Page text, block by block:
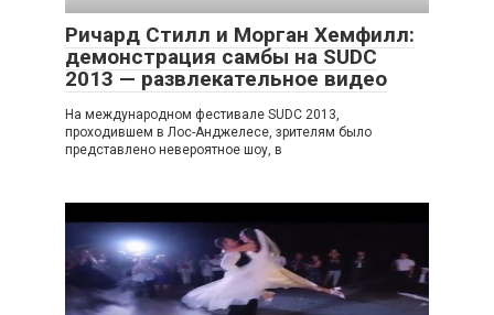
Ричард Стилл и Морган Хемфилл:
демонстрация самбы на SUDC
2013 — развлекательное видео
На международном фестивале SUDC 2013,
проходившем в Лос-Анджелесе, зрителям было
представлено невероятное шоу, в